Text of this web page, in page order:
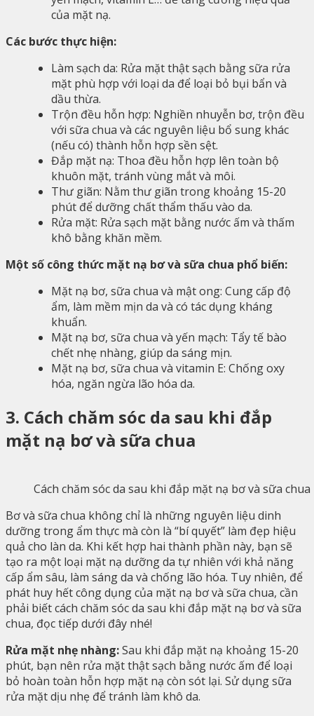
của mặt nạ.
Các bước thực hiện:
Làm sạch da: Rửa mặt thật sạch bằng sữa rửa
mặt phù hợp với loại da để loại bỏ bụi bẩn và
dầu thừa.
Trộn đều hỗn hợp: Nghiền nhuyễn bơ, trộn đều
với sữa chua và các nguyên liệu bổ sung khác
(nếu có) thành hỗn hợp sền sệt.
Đắp mặt nạ: Thoa đều hỗn hợp lên toàn bộ
khuôn mặt, tránh vùng mắt và môi.
Thư giãn: Nằm thư giãn trong khoảng 15-20
phút để dưỡng chất thẩm thấu vào da.
Rửa mặt: Rửa sạch mặt bằng nước ấm và thấm
khô bằng khăn mềm.
Một số công thức mặt nạ bơ và sữa chua phổ biến:
Mặt nạ bơ, sữa chua và mật ong: Cung cấp độ
ẩm, làm mềm mịn da và có tác dụng kháng
khuẩn.
Mặt nạ bơ, sữa chua và yến mạch: Tẩy tế bào
chết nhẹ nhàng, giúp da sáng mịn.
Mặt nạ bơ, sữa chua và vitamin E: Chống oxy
hóa, ngăn ngừa lão hóa da.
3. Cách chăm sóc da sau khi đắp
mặt nạ bơ và sữa chua
Cách chăm sóc da sau khi đắp mặt nạ bơ và sữa chua
Bơ và sữa chua không chỉ là những nguyên liệu dinh
dưỡng trong ẩm thực mà còn là “bí quyết” làm đẹp hiệu
quả cho làn da. Khi kết hợp hai thành phần này, bạn sẽ
tạo ra một loại mặt nạ dưỡng da tự nhiên với khả năng
cấp ẩm sâu, làm sáng da và chống lão hóa. Tuy nhiên, để
phát huy hết công dụng của mặt nạ bơ và sữa chua, cần
phải biết cách chăm sóc da sau khi đắp mặt nạ bơ và sữa
chua, đọc tiếp dưới đây nhé!
Rửa mặt nhẹ nhàng:Sau khi đắp mặt nạ khoảng 15-20
phút, bạn nên rửa mặt thật sạch bằng nước ấm để loại
bỏ hoàn toàn hỗn hợp mặt nạ còn sót lại. Sử dụng sữa
rửa mặt dịu nhẹ để tránh làm khô da.